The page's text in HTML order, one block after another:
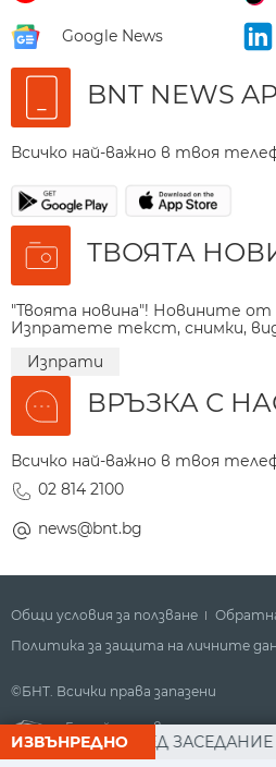
Google News
BNT NEWS
Всичко най-важно в твоя
ТВОЯТА
"Твоята новина"! Новините
Изпратете текст, снимки,
Изпрати
ВРЪЗКА С
Всичко най-важно в твоя
02 814 2100
news@bnt.bg
ИЗВЪНРЕДНО
РАДЕВ СЛЕД ЗАСЕДАНИЕ НА
Общи условия за ползване
Политика за защита на личните
©БНТ. Всички права запазени
Гледайте новините за